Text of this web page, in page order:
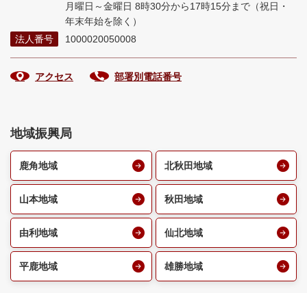
月曜日～金曜日 8時30分から17時15分まで （祝日・
年末年始を除く）
法人番号
1000020050008
アクセス 部署別電話番号
地域振興局
鹿角地域 北秋田地域
山本地域 秋田地域
由利地域 仙北地域
平鹿地域 雄勝地域